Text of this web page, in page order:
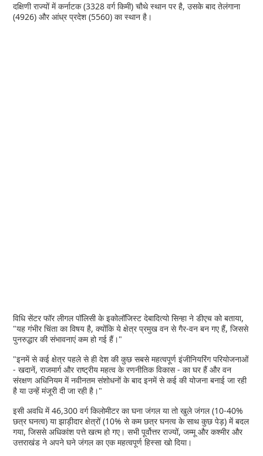
दक्षिणी राज्यों में कर्नाटक (3328 वर्ग किमी) चौथे स्थान पर है, उसके बाद तेलंगाना
(4926) और आंध्र प्रदेश (5560) का स्थान है।
विधि सेंटर फॉर लीगल पॉलिसी के इकोलॉजिस्ट देबादित्यो सिन्हा ने डीएच को बताया,
"यह गंभीर चिंता का विषय है, क्योंकि ये क्षेत्र प्रमुख वन से गैर-वन बन गए हैं, जिससे
पुनरुद्धार की संभावनाएं कम हो गई हैं।"
"इनमें से कई क्षेत्र पहले से ही देश की कुछ सबसे महत्वपूर्ण इंजीनियरिंग परियोजनाओं
- खदानें, राजमार्ग और राष्ट्रीय महत्व के रणनीतिक विकास - का घर हैं और वन
संरक्षण अधिनियम में नवीनतम संशोधनों के बाद इनमें से कई की योजना बनाई जा रही
है या उन्हें मंजूरी दी जा रही है।"
इसी अवधि में 46,300 वर्ग किलोमीटर का घना जंगल या तो खुले जंगल (10-40%
छत्र घनत्व) या झाड़ीदार क्षेत्रों (10% से कम छत्र घनत्व के साथ कुछ पेड़) में बदल
गया, जिससे अधिकांश पत्ते खत्म हो गए। सभी पूर्वोत्तर राज्यों, जम्मू और कश्मीर और
उत्तराखंड ने अपने घने जंगल का एक महत्वपूर्ण हिस्सा खो दिया।